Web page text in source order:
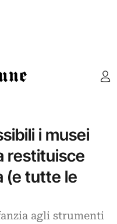
i musei
restituisce
(e tutte le
agli strumenti